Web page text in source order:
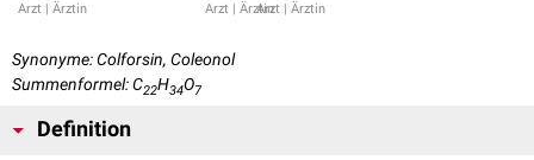
Arzt | Ärztin Arzt | ÄrztinArzt | Ärztin
Synonyme: Colforsin, Coleonol
Summenformel: C22H34O7
Definition